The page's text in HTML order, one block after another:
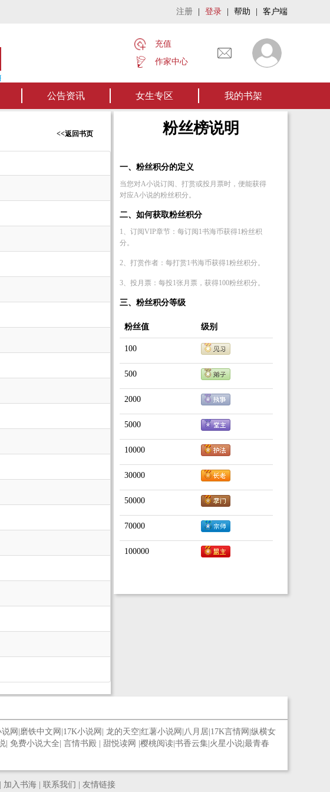
注册 登录 帮助 客户端
听】
充值
作家中心
公告资讯 女生专区 我的书架
<<返回书页 粉丝榜说明
一、粉丝积分的定义
当您对A小说订阅、打赏或投月票时，便能获得
对应A小说的粉丝积分。
二、如何获取粉丝积分
1、订阅VIP章节：每订阅1书海币获得1粉丝积
分。
2、打赏作者：每打赏1书海币获得1粉丝积分。
3、投月票：每投1张月票，获得100粉丝积分。
三、粉丝积分等级
粉丝值 级别
100
500
2000
5000
10000
30000
50000
70000
100000
说网 磨铁中文网 17K小说网 龙的天空 红薯小说网 八月居 17K言情网 纵横女
免费小说大全 言情书殿 甜悦读网 樱桃阅读 书香云集 火星小说 最青春
加入书海| 联系我们 友情链接